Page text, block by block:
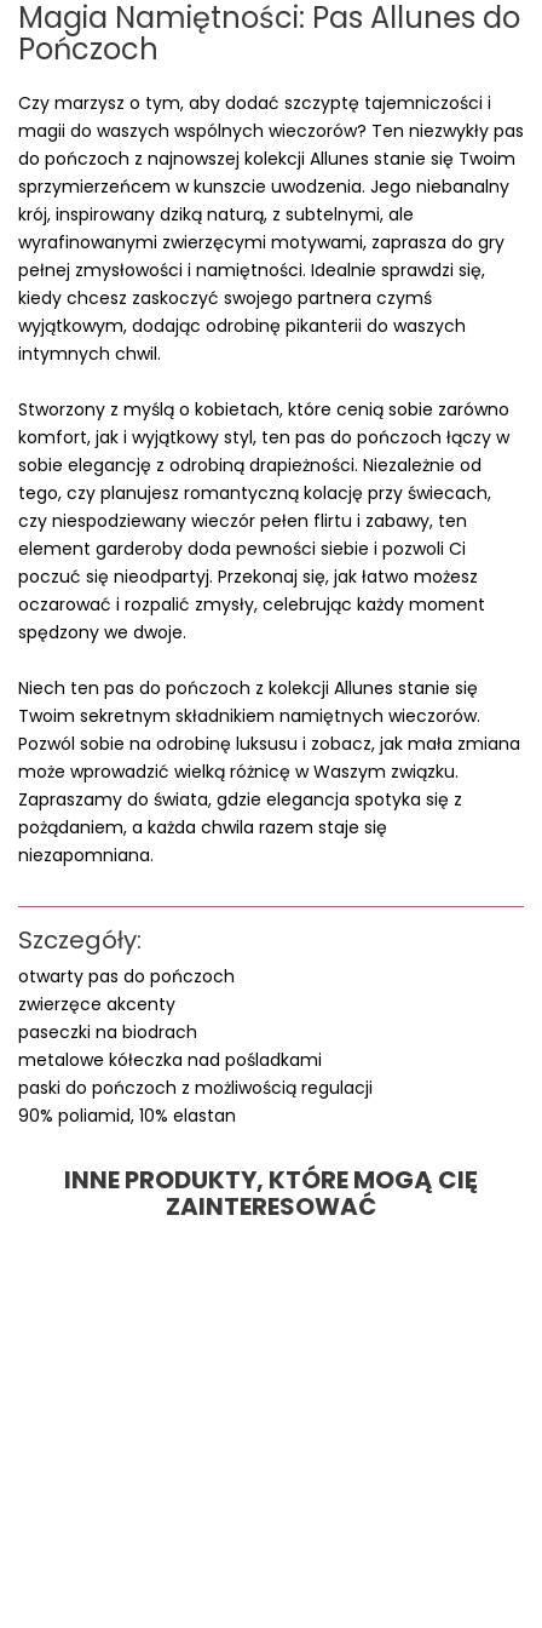
Magia Namiętności: Pas Allunes do
Pończoch
Czy marzysz o tym, aby dodać szczyptę tajemniczości i
magii do waszych wspólnych wieczorów? Ten niezwykły pas
do pończoch z najnowszej kolekcji Allunes stanie się Twoim
sprzymierzeńcem w kunszcie uwodzenia. Jego niebanalny
krój, inspirowany dziką naturą, z subtelnymi, ale
wyrafinowanymi zwierzęcymi motywami, zaprasza do gry
pełnej zmysłowości i namiętności. Idealnie sprawdzi się,
kiedy chcesz zaskoczyć swojego partnera czymś
wyjątkowym, dodając odrobinę pikanterii do waszych
intymnych chwil.
Stworzony z myślą o kobietach, które cenią sobie zarówno
komfort, jak i wyjątkowy styl, ten pas do pończoch łączy w
sobie elegancję z odrobiną drapieżności. Niezależnie od
tego, czy planujesz romantyczną kolację przy świecach,
czy niespodziewany wieczór pełen flirtu i zabawy, ten
element garderoby doda pewności siebie i pozwoli Ci
poczuć się nieodpartyj. Przekonaj się, jak łatwo możesz
oczarować i rozpalić zmysły, celebrując każdy moment
spędzony we dwoje.
Niech ten pas do pończoch z kolekcji Allunes stanie się
Twoim sekretnym składnikiem namiętnych wieczorów.
Pozwól sobie na odrobinę luksusu i zobacz, jak mała zmiana
może wprowadzić wielką różnicę w Waszym związku.
Zapraszamy do świata, gdzie elegancja spotyka się z
pożądaniem, a każda chwila razem staje się
niezapomniana.
Szczegóły:
otwarty pas do pończoch
zwierzęce akcenty
paseczki na biodrach
metalowe kółeczka nad pośladkami
paski do pończoch z możliwością regulacji
90% poliamid, 10% elastan
INNE PRODUKTY, KTÓRE MOGĄ CIĘ
ZAINTERESOWAĆ